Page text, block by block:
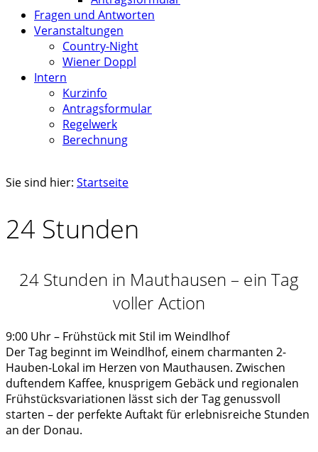
Fragen und Antworten
Veranstaltungen
Country-Night
Wiener Doppl
Intern
Kurzinfo
Antragsformular
Regelwerk
Berechnung
Sie sind hier: Startseite
24 Stunden
24 Stunden in Mauthausen – ein Tag
voller Action
9:00 Uhr – Frühstück mit Stil im Weindlhof
Der Tag beginnt im Weindlhof, einem charmanten 2-
Hauben-Lokal im Herzen von Mauthausen. Zwischen
duftendem Kaffee, knusprigem Gebäck und regionalen
Frühstücksvariationen lässt sich der Tag genussvoll
starten – der perfekte Auftakt für erlebnisreiche Stunden
an der Donau.